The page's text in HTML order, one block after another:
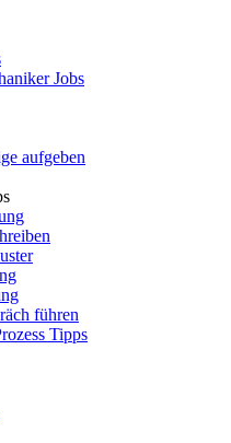
Jobs
aufgeben
führen
Tipps